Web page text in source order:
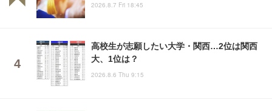
2026.8.7 Fri 18:45
高校生が志願したい大学・関西…2位は関西
大、1位は？
2026.8.6 Thu 9:15